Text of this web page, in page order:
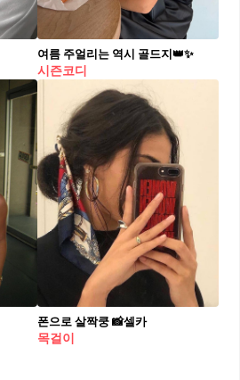
여름 주얼리는 역시 골드지👑✨​
시즌코디
폰으로 살짝쿵 📸셀카
목걸이